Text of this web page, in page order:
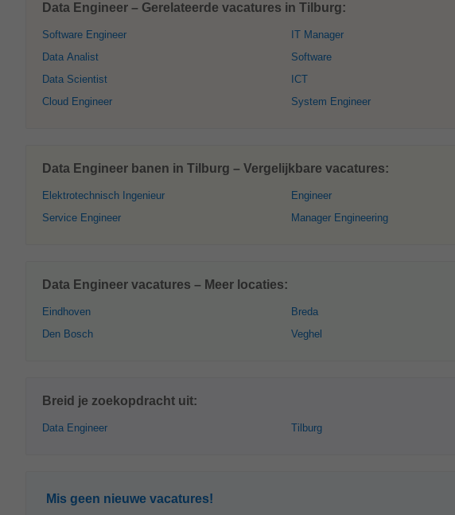
Data Engineer – Gerelateerde vacatures in Tilburg:
Software Engineer
Data Analist
Data Scientist
Cloud Engineer
IT Manager
Software
ICT
System Engineer
Data Engineer banen in Tilburg – Vergelijkbare vacatures:
Elektrotechnisch Ingenieur
Service Engineer
Engineer
Manager Engineering
Data Engineer vacatures – Meer locaties:
Eindhoven
Den Bosch
Breda
Veghel
Breid je zoekopdracht uit:
Data Engineer Tilburg
Mis geen nieuwe vacatures!